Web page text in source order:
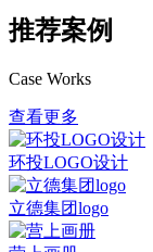
推荐案例
Case Works
查看更多
环投LOGO设计
立德集团logo